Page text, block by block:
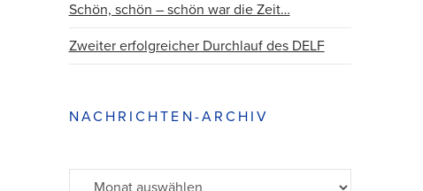
Schön, schön – schön war die Zeit…
Zweiter erfolgreicher Durchlauf des DELF
NACHRICHTEN-ARCHIV
Archiv